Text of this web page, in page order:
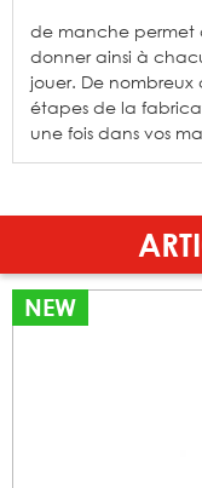
de manche permet
donner ainsi à
jouer. De nombreux
étapes de la
une fois dans vos
NEW